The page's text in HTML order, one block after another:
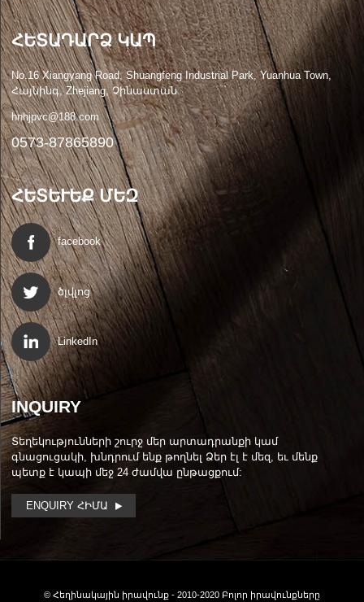
ՀԵՏԱԴԱՐՁ ԿԱՊ
No.16 Xiangyang Road, Shuangfeng Industrial Park, Yuanhua Town,
Հայնինգ, Zhejiang, Չինաստան
hnhjpvc@188.com
0573-87865890
ՀԵՏԵՒԵՔ ՄԵԶ
facebook
ծլվլոց
LinkedIn
INQUIRY
Տեղեկությունների շուրջ մեր արտադրանքի կամ
գնացուցակի, խնդրում ենք թողնել Ձեր էլ է մեզ, եւ մենք
պետք է կապի մեջ 24 ժամվա ընթացքում:
ENQUIRY ՀԻՄԱ
© Հեղինակային իրավունք - 2010-2020 Բոլոր իրավունքները